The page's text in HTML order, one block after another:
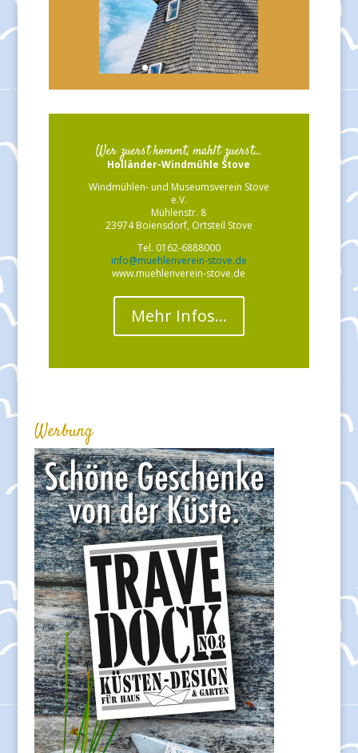
Wer zuerst kommt, mahlt zuerst...
Holländer-Windmühle Stove
Windmühlen- und Museumsverein Stove
e.V.
Mühlenstr. 8
23974 Boiensdorf, Ortsteil Stove
Tel. 0162-6888000
info@muehlenverein-stove.de
www.muehlenverein-stove.de
Mehr Infos…
Werbung